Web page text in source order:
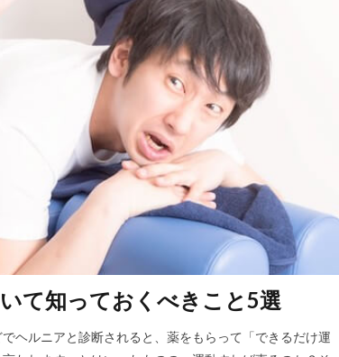
て知っておくべきこと5選
ヘルニアと診断されると、薬をもらって「できるだけ運